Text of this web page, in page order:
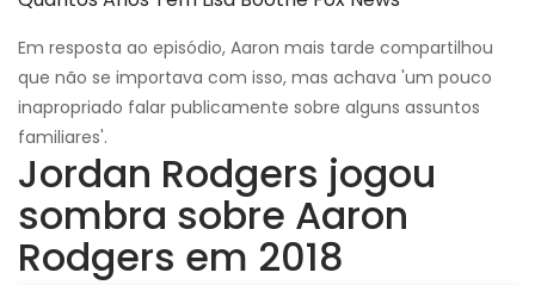
Em resposta ao episódio, Aaron mais tarde compartilhou
que não se importava com isso, mas achava 'um pouco
inapropriado falar publicamente sobre alguns assuntos
familiares'.
Jordan Rodgers jogou
sombra sobre Aaron
Rodgers em 2018